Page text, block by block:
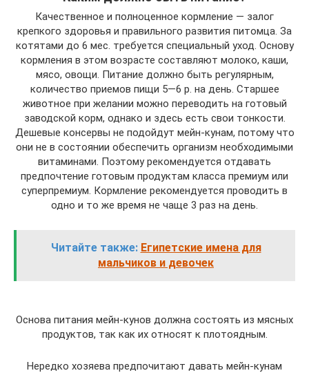
Качественное и полноценное кормление — залог
крепкого здоровья и правильного развития питомца. За
котятами до 6 мес. требуется специальный уход. Основу
кормления в этом возрасте составляют молоко, каши,
мясо, овощи. Питание должно быть регулярным,
количество приемов пищи 5—6 р. на день. Старшее
животное при желании можно переводить на готовый
заводской корм, однако и здесь есть свои тонкости.
Дешевые консервы не подойдут мейн-кунам, потому что
они не в состоянии обеспечить организм необходимыми
витаминами. Поэтому рекомендуется отдавать
предпочтение готовым продуктам класса премиум или
суперпремиум. Кормление рекомендуется проводить в
одно и то же время не чаще 3 раз на день.
Читайте также: Египетские имена для
мальчиков и девочек
Основа питания мейн-кунов должна состоять из мясных
продуктов, так как их относят к плотоядным.
Нередко хозяева предпочитают давать мейн-кунам